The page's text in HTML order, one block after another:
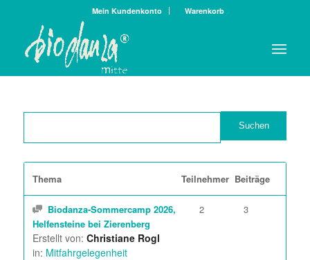
Mein Kundenkonto Warenkorb
Thema Teilnehmer Beiträge
Biodanza-Sommercamp 2026,
Helfensteine bei Zierenberg
Erstellt von: Christiane Rogl
in: Mitfahrgelegenheit
2 3